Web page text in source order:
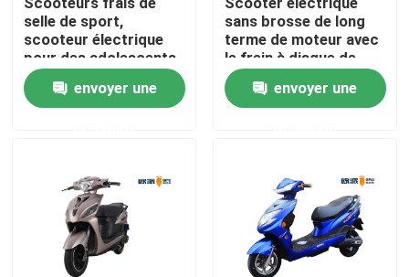
Contactez-nous
Demandez une citation
Scooteur électrique
Scooter électrique de mobilité
selle de sport,
scooteur électrique
pour des adolescents
envoyer une
sans brosse de long
terme de moteur avec
le frein à disque de
chargeur d'USB
envoyer une